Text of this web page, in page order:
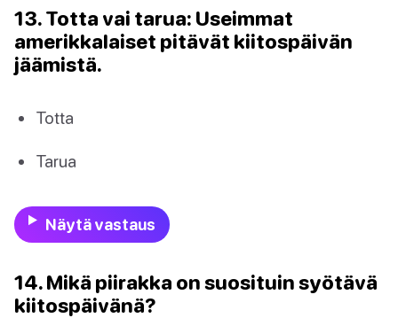
13. Totta vai tarua: Useimmat
amerikkalaiset pitävät kiitospäivän
jäämistä.
Totta
Tarua
Näytä vastaus
14. Mikä piirakka on suosituin syötävä
kiitospäivänä?